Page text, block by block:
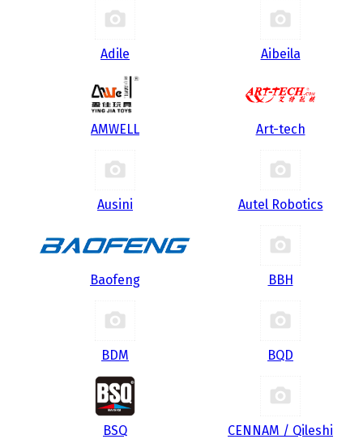
Adile Aibeila
AMWELL Art-tech
Ausini Autel Robotics
Baofeng BBH
BDM BQD
BSQ CENNAM / Qileshi